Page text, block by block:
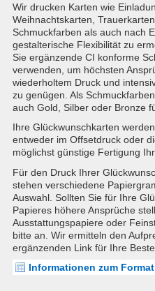
Wir drucken Karten wie
Weihnachtskarten,
Schmuckfarben als auch nach
gestalterische Flexibilität zu
Sie ergänzende CI konforme
verwenden, um höchsten
wiederholtem Druck und
zu genügen. Als
auch Gold, Silber oder Bronze
Ihre Glückwunschkarten
entweder im Offsetdruck oder
möglichst günstige Fertigung
Für den Druck Ihrer
stehen verschiedene
Auswahl. Sollten Sie für Ihre
Papieres höhere Ansprüche
Ausstattungspapiere oder
bitte an. Wir ermitteln den
ergänzenden Link für Ihre
Informationen zum Format